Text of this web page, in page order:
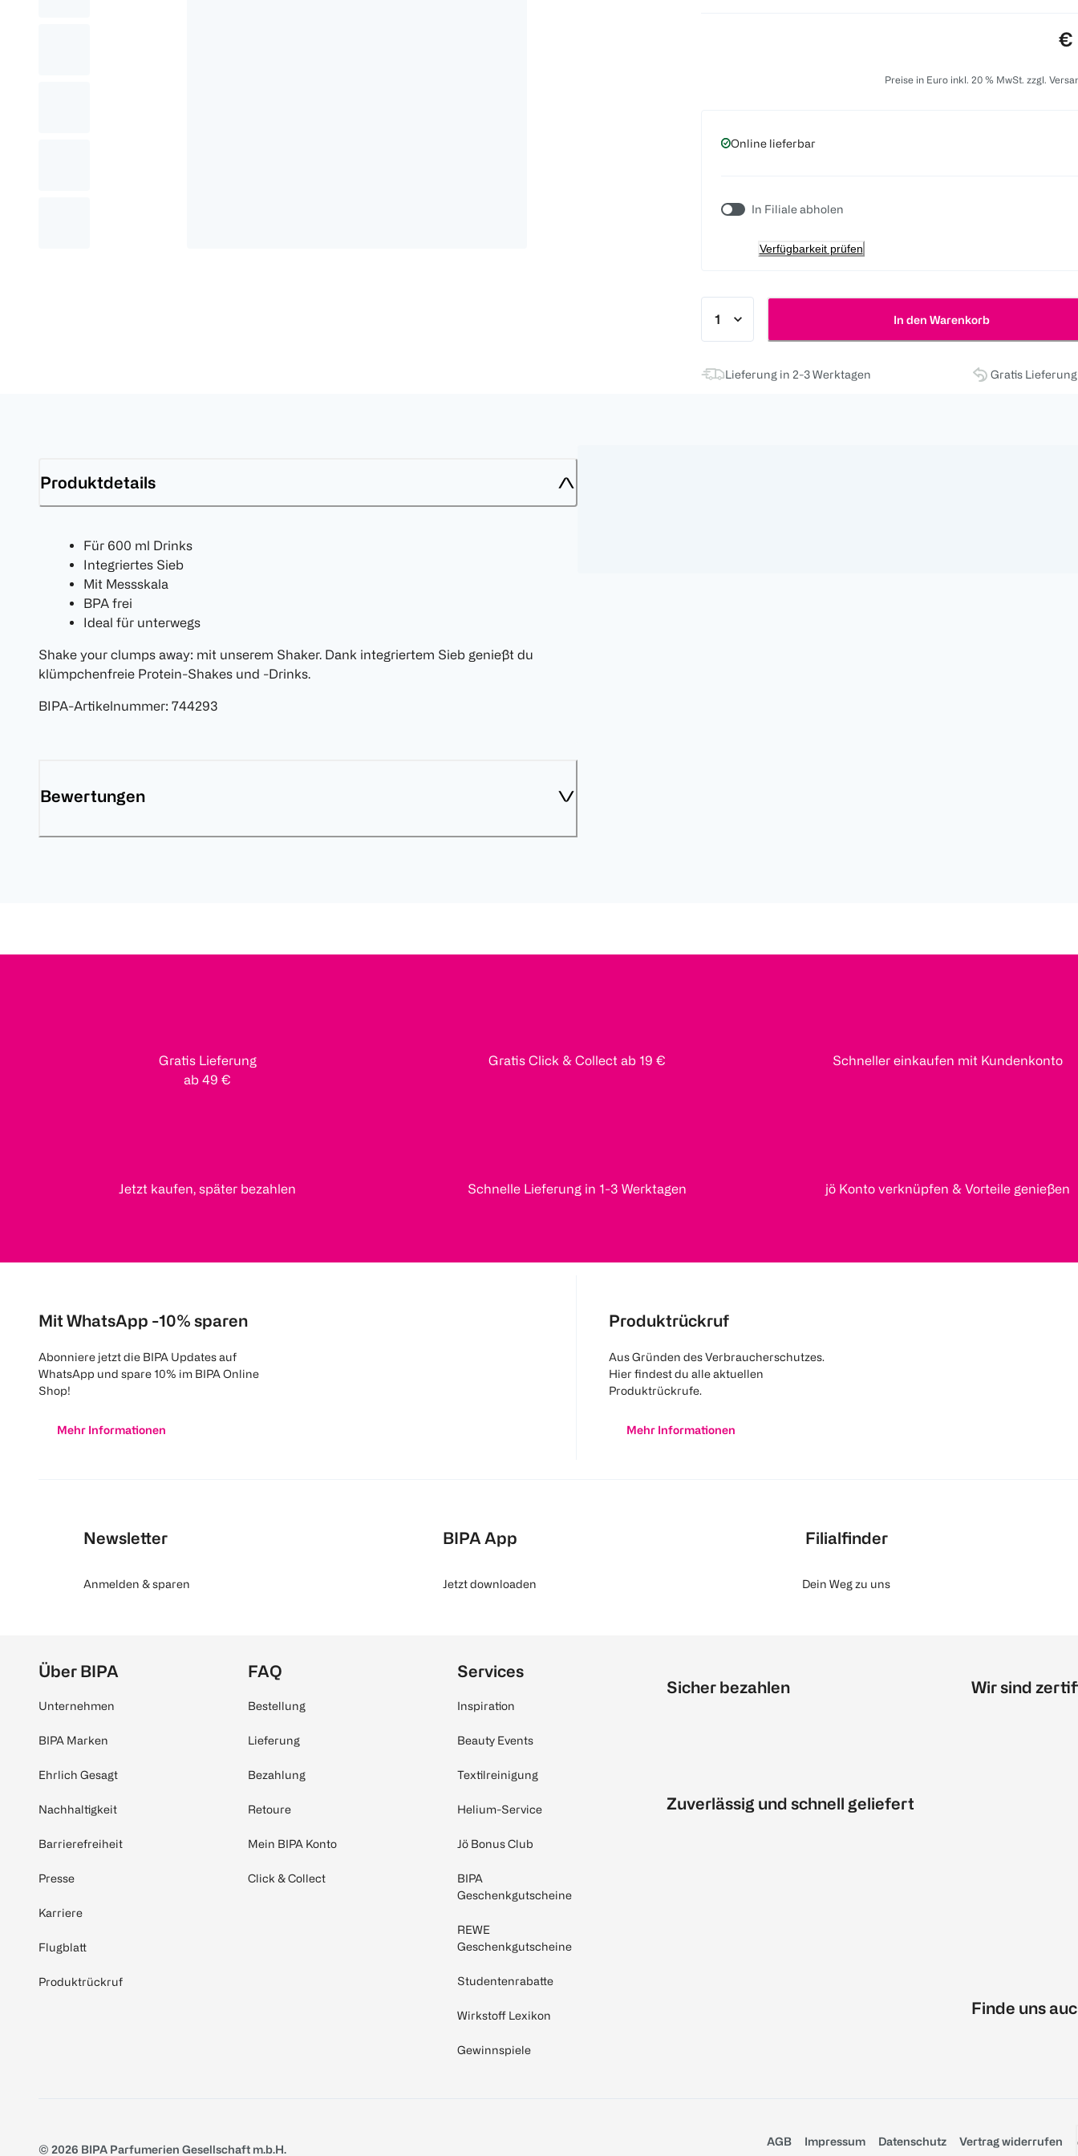
€
Preise in Euro inkl. 20 % MwSt. zzgl.
Online lieferbar
In Filiale abholen
Verfügbarkeit prüfen
In den Warenkorb
Lieferung in 2-3 Werktagen Gratis
Produktdetails
Für 600 ml Drinks
Integriertes Sieb
Mit Messskala
BPA frei
Ideal für unterwegs
Shake your clumps away: mit unserem Shaker. Dank integriertem Sieb genießt du
klümpchenfreie Protein-Shakes und -Drinks.
BIPA-Artikelnummer: 744293
Bewertungen
Gratis Lieferung
ab 49 €
Gratis Click & Collect ab 19 € Schneller einkaufen mit Kundenkonto
Jetzt kaufen, später bezahlen Schnelle Lieferung in 1-3 Werktagen jö Konto verknüpfen & Vorteile genießen
Mit WhatsApp -10% sparen
Abonniere jetzt die BIPA Updates auf
WhatsApp und spare 10% im BIPA Online
Shop!
Mehr Informationen
Produktrückruf
Aus Gründen des Verbraucherschutzes.
Hier findest du alle aktuellen
Produktrückrufe.
Mehr Informationen
Newsletter
Anmelden & sparen
BIPA App
Jetzt downloaden
Filialfinder
Dein Weg zu uns
Über BIPA
Unternehmen
BIPA Marken
Ehrlich Gesagt
Nachhaltigkeit
Barrierefreiheit
Presse
Karriere
Flugblatt
Produktrückruf
FAQ
Bestellung
Lieferung
Bezahlung
Retoure
Mein BIPA Konto
Click & Collect
Services
Inspiration
Beauty Events
Textilreinigung
Helium-Service
Jö Bonus Club
BIPA
Geschenkgutscheine
REWE
Geschenkgutscheine
Studentenrabatte
Wirkstoff Lexikon
Gewinnspiele
Sicher bezahlen
Zuverlässig und schnell geliefert
Wir sind
Finde uns
© 2026 BIPA Parfumerien Gesellschaft m.b.H.
AGB Impressum Datenschutz Vertrag widerrufen